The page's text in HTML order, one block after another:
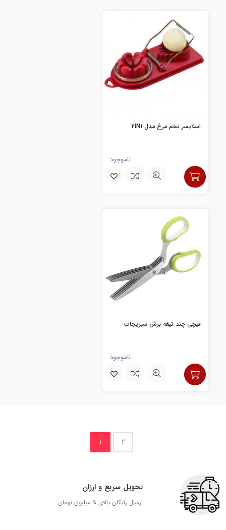
اسلایسر تخم مرغ مدل 2IN1
ناموجود
قیچی چند تیغه برش سبزیجات
ناموجود
1 2
تحویل سریع و ارزان
ارسال رایگان بالای 5 میلیون تومان